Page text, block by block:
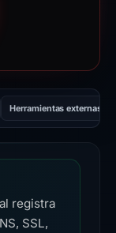
de riesgo: 100
Herramientas externas
registra
SSL,